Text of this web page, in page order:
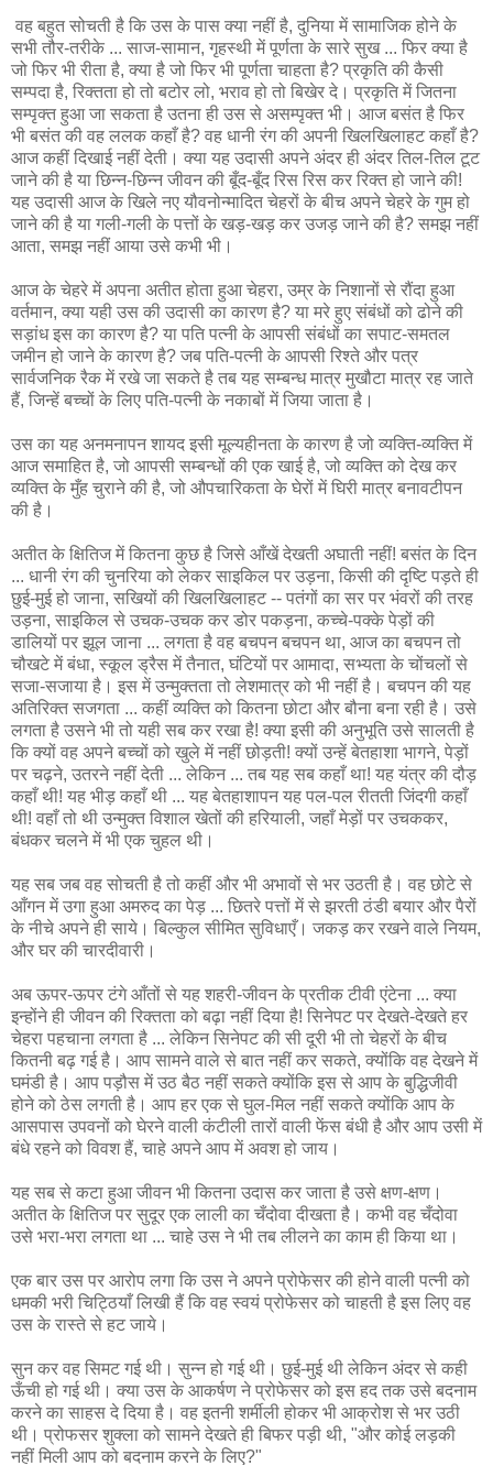
वह बहुत सोचती है कि उस के पास क्या नहीं है, दुनिया में सामाजिक होने के
सभी तौर-तरीके ... साज-सामान, गृहस्थी में पूर्णता के सारे सुख ... फिर क्या है
जो फिर भी रीता है, क्या है जो फिर भी पूर्णता चाहता है? प्रकृति की कैसी
सम्पदा है, रिक्तता हो तो बटोर लो, भराव हो तो बिखेर दे। प्रकृति में जितना
सम्पृक्त हुआ जा सकता है उतना ही उस से असम्पृक्त भी। आज बसंत है फिर
भी बसंत की वह ललक कहाँ है? वह धानी रंग की अपनी खिलखिलाहट कहाँ है?
आज कहीं दिखाई नहीं देती। क्या यह उदासी अपने अंदर ही अंदर तिल-तिल टूट
जाने की है या छिन्न-छिन्न जीवन की बूँद-बूँद रिस रिस कर रिक्त हो जाने की!
यह उदासी आज के खिले नए यौवनोन्मादित चेहरों के बीच अपने चेहरे के गुम हो
जाने की है या गली-गली के पत्तों के खड़-खड़ कर उजड़ जाने की है? समझ नहीं
आता, समझ नहीं आया उसे कभी भी।
आज के चेहरे में अपना अतीत होता हुआ चेहरा, उम्र के निशानों से रौंदा हुआ
वर्तमान, क्या यही उस की उदासी का कारण है? या मरे हुए संबंधों को ढोने की
सड़ांध इस का कारण है? या पति पत्नी के आपसी संबंधों का सपाट-समतल
जमीन हो जाने के कारण है? जब पति-पत्नी के आपसी रिश्ते और पत्र
सार्वजनिक रैक में रखे जा सकते है तब यह सम्बन्ध मात्र मुखौटा मात्र रह जाते
हैं, जिन्हें बच्चों के लिए पति-पत्नी के नकाबों में जिया जाता है।
उस का यह अनमनापन शायद इसी मूल्यहीनता के कारण है जो व्यक्ति-व्यक्ति में
आज समाहित है, जो आपसी सम्बन्धों की एक खाई है, जो व्यक्ति को देख कर
व्यक्ति के मुँह चुराने की है, जो औपचारिकता के घेरों में घिरी मात्र बनावटीपन
की है।
अतीत के क्षितिज में कितना कुछ है जिसे आँखें देखती अघाती नहीं! बसंत के दिन
... धानी रंग की चुनरिया को लेकर साइकिल पर उड़ना, किसी की दृष्टि पड़ते ही
छुई-मुई हो जाना, सखियों की खिलखिलाहट -- पतंगों का सर पर भंवरों की तरह
उड़ना, साइकिल से उचक-उचक कर डोर पकड़ना, कच्चे-पक्के पेड़ों की
डालियों पर झूल जाना ... लगता है वह बचपन बचपन था, आज का बचपन तो
चौखटे में बंधा, स्कूल ड्रैस में तैनात, घंटियों पर आमादा, सभ्यता के चोंचलों से
सजा-सजाया है। इस में उन्मुक्तता तो लेशमात्र को भी नहीं है। बचपन की यह
अतिरिक्त सजगता ... कहीं व्यक्ति को कितना छोटा और बौना बना रही है। उसे
लगता है उसने भी तो यही सब कर रखा है! क्या इसी की अनुभूति उसे सालती है
कि क्यों वह अपने बच्चों को खुले में नहीं छोड़ती! क्यों उन्हें बेतहाशा भागने, पेड़ों
पर चढ़ने, उतरने नहीं देती ... लेकिन ... तब यह सब कहाँ था! यह यंत्र की दौड़
कहाँ थी! यह भीड़ कहाँ थी ... यह बेतहाशापन यह पल-पल रीतती जिंदगी कहाँ
थी! वहाँ तो थी उन्मुक्त विशाल खेतों की हरियाली, जहाँ मेड़ों पर उचककर,
बंधकर चलने में भी एक चुहल थी।
यह सब जब वह सोचती है तो कहीं और भी अभावों से भर उठती है। वह छोटे से
आँगन में उगा हुआ अमरुद का पेड़ ... छितरे पत्तों में से झरती ठंडी बयार और पैरों
के नीचे अपने ही साये। बिल्कुल सीमित सुविधाएँ। जकड़ कर रखने वाले नियम,
और घर की चारदीवारी।
अब ऊपर-ऊपर टंगे आँतों से यह शहरी-जीवन के प्रतीक टीवी एंटेना ... क्या
इन्होंने ही जीवन की रिक्तता को बढ़ा नहीं दिया है! सिनेपट पर देखते-देखते हर
चेहरा पहचाना लगता है ... लेकिन सिनेपट की सी दूरी भी तो चेहरों के बीच
कितनी बढ़ गई है। आप सामने वाले से बात नहीं कर सकते, क्योंकि वह देखने में
घमंडी है। आप पड़ौस में उठ बैठ नहीं सकते क्योंकि इस से आप के बुद्धिजीवी
होने को ठेस लगती है। आप हर एक से घुल-मिल नहीं सकते क्योंकि आप के
आसपास उपवनों को घेरने वाली कंटीली तारों वाली फेंस बंधी है और आप उसी में
बंधे रहने को विवश हैं, चाहे अपने आप में अवश हो जाय।
यह सब से कटा हुआ जीवन भी कितना उदास कर जाता है उसे क्षण-क्षण।
अतीत के क्षितिज पर सुदूर एक लाली का चँदोवा दीखता है। कभी वह चँदोवा
उसे भरा-भरा लगता था ... चाहे उस ने भी तब लीलने का काम ही किया था।
एक बार उस पर आरोप लगा कि उस ने अपने प्रोफेसर की होने वाली पत्नी को
धमकी भरी चिट्ठियाँ लिखी हैं कि वह स्वयं प्रोफेसर को चाहती है इस लिए वह
उस के रास्ते से हट जाये।
सुन कर वह सिमट गई थी। सुन्न हो गई थी। छुई-मुई थी लेकिन अंदर से कही
ऊँची हो गई थी। क्या उस के आकर्षण ने प्रोफेसर को इस हद तक उसे बदनाम
करने का साहस दे दिया है। वह इतनी शर्मीली होकर भी आक्रोश से भर उठी
थी। प्रोफसर शुक्ला को सामने देखते ही बिफर पड़ी थी, "और कोई लड़की
नहीं मिली आप को बदनाम करने के लिए?"